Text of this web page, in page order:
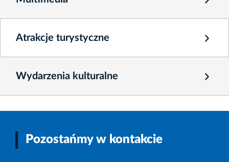
Atrakcje turystyczne
Wydarzenia kulturalne
Pozostańmy w kontakcie